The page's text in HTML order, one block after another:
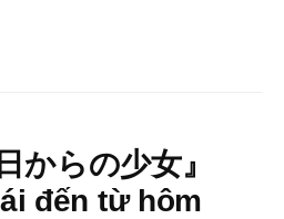
からの少女』
đến từ hôm